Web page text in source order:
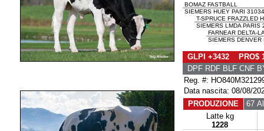
BOMAZ FASTBALL
SIEMERS HUEY PARI
T-SPRUCE FRAZZLED
SIEMERS LMDA PARIS
FARNEAR DELTA-
SIEMERS DENVER
GLPI +3432 PRO$
DPF RDF BLF CNF
Reg. #:
Data nascita: 08/08/
PRODUZIONE
67
Latte kg
1228